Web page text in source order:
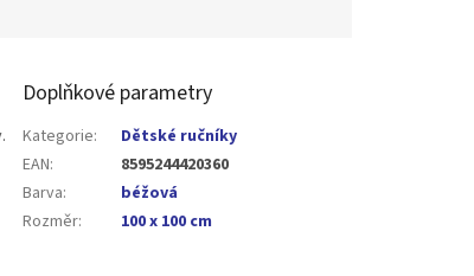
Doplňkové parametry
Kategorie:
Dětské ručníky
EAN:
8595244420360
Barva:
béžová
Rozměr: 100 x 100 cm